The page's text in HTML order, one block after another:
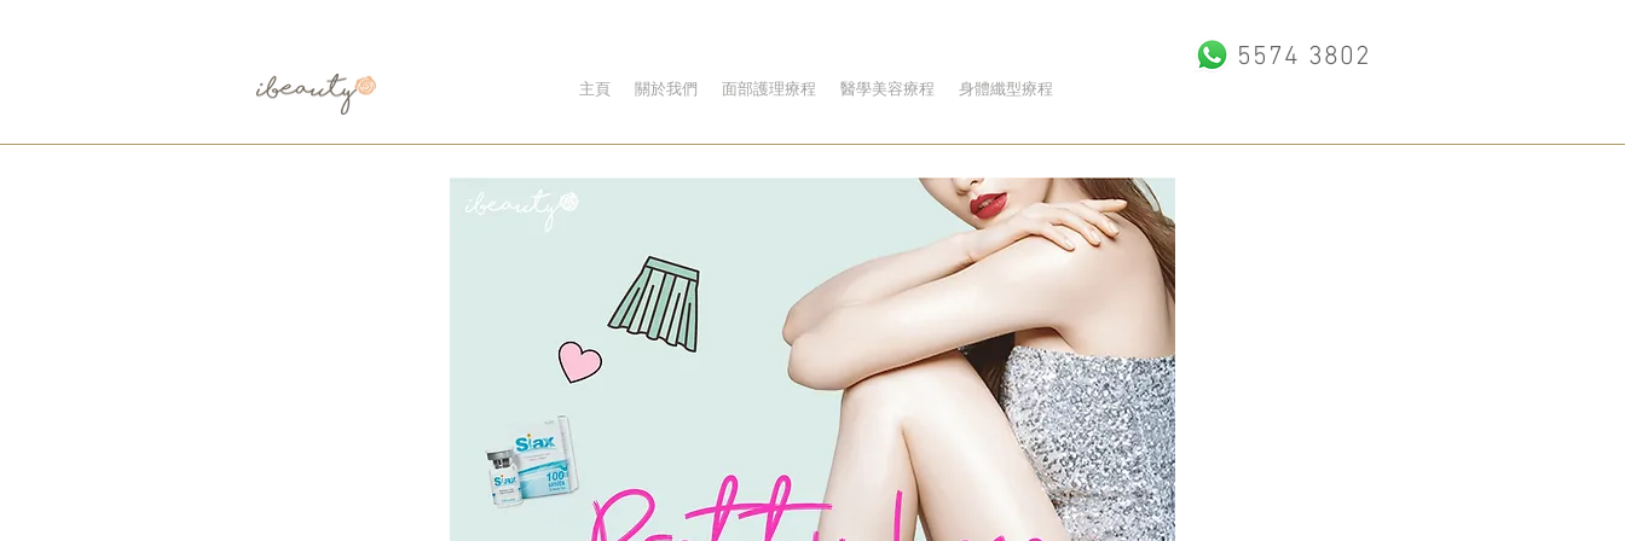
主頁 關於我們 面部護理療程 醫學美容療程 身體纖型療程
5574 3802